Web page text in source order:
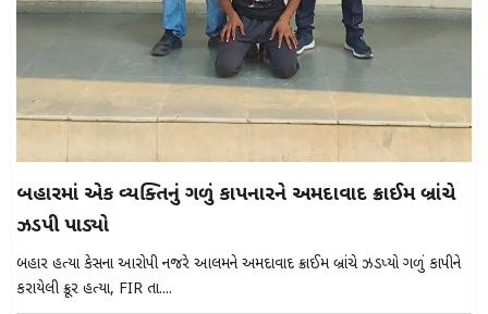
બિહારમાં એક વ્યક્તિનું ગળું કાપનારને અમદાવાદ ક્રાઈમ બ્રાંચે
ઝડપી પાડ્યો
બિહાર હત્યા કેસના આરોપી નજરે આલમને અમદાવાદ ક્રાઈમ બ્રાંચે ઝડપ્યો ગળું કાપીને
કરાયેલી ક્રૂર હત્યા, FIR તા....